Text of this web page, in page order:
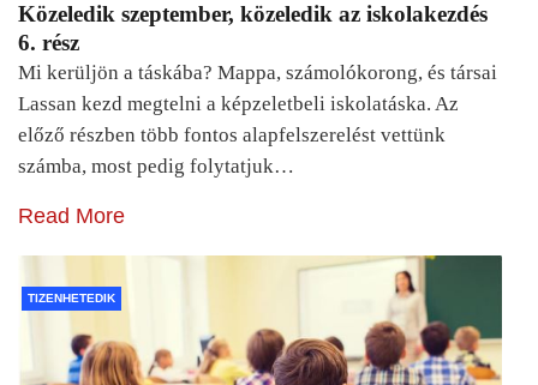
Közeledik szeptember, közeledik az iskolakezdés
6. rész
Mi kerüljön a táskába? Mappa, számolókorong, és társai
Lassan kezd megtelni a képzeletbeli iskolatáska. Az
előző részben több fontos alapfelszerelést vettünk
számba, most pedig folytatjuk…
Read More
TIZENHETEDIK